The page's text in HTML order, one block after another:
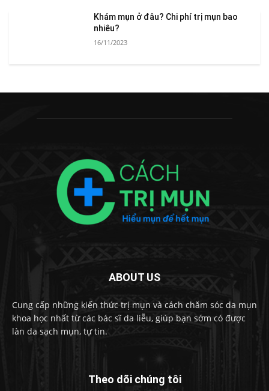
Khám mụn ở đâu? Chi phí trị mụn bao
nhiêu?
16/11/2023
ABOUT US
Cung cấp những kiến thức trị mụn và cách chăm sóc da mụn
khoa học nhất từ các bác sĩ da liễu, giúp bạn sớm có được
làn da sạch mụn, tự tin.
Theo dõi chúng tôi